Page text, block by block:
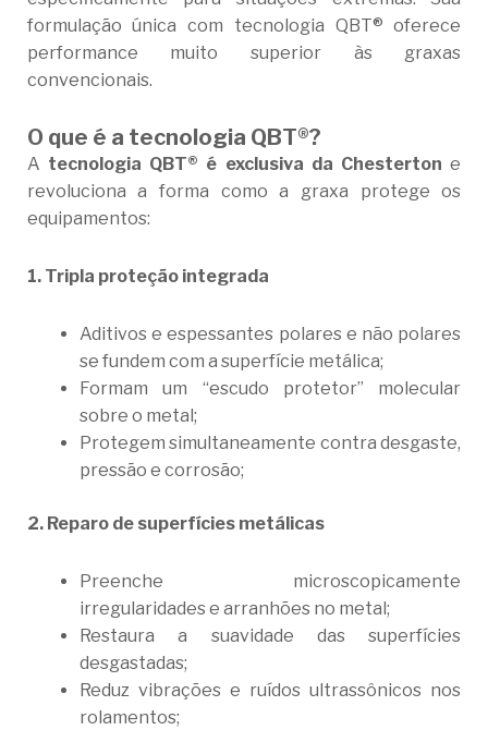
formulação única com tecnologia QBT® oferece
performance muito superior às graxas
convencionais.
O que é a tecnologia QBT®?
A tecnologia QBT® é exclusiva da Chesterton e
revoluciona a forma como a graxa protege os
equipamentos:
1. Tripla proteção integrada
Aditivos e espessantes polares e não polares
se fundem com a superfície metálica;
Formam um “escudo protetor” molecular
sobre o metal;
Protegem simultaneamente contra desgaste,
pressão e corrosão;
2. Reparo de superfícies metálicas
Preenche microscopicamente
irregularidades e arranhões no metal;
Restaura a suavidade das superfícies
desgastadas;
Reduz vibrações e ruídos ultrassônicos nos
rolamentos;